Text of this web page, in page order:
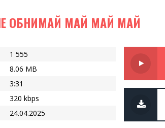
ОБНИМАЙ МАЙ МАЙ МАЙ
1 555
8.06 MB
3:31
320 kbps
24.04.2025